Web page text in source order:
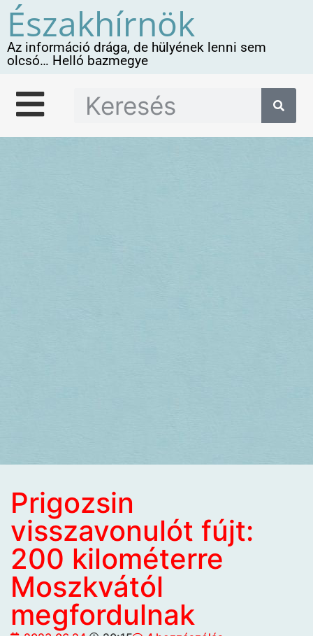
Északhírnök
Az információ drága, de hülyének lenni sem
olcsó… Helló bazmegye
Prigozsin
visszavonulót fújt:
200 kilométerre
Moszkvától
megfordulnak